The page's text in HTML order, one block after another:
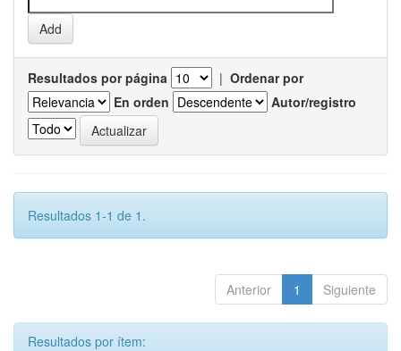
Resultados por página | Ordenar por
En orden
Autor/registro
Resultados 1-1 de 1.
Anterior 1 Siguiente
Resultados por ítem: